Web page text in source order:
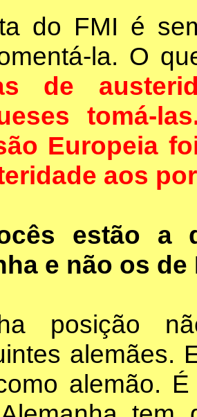
do FMI é
la. O
de
tomá-
Europeia
aos
estão a
e não os de
posição
alemães.
alemão.